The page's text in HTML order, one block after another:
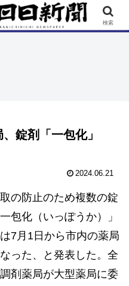
連載 街ネタ イベント
錠剤「一包化」
2024.06.21
の防止のため複数の錠
包化（いっぽうか）」
7月1日から市内の薬局
った、と発表した。全
剤薬局が大型薬局に委
検索